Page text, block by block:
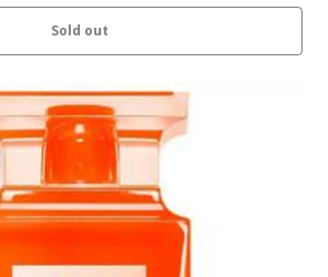
Sold out